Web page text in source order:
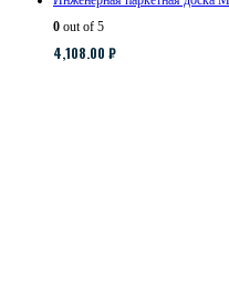
0 out of 5
4,108.00 ₽